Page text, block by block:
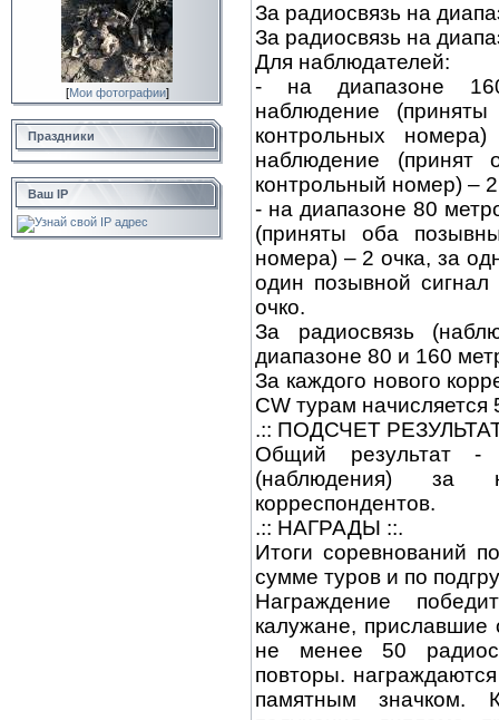
[Мои фотографии]
Праздники
Ваш IP
За радиосвязь на
За радиосвязь на
Для наблюдателей:
- на диапазоне
наблюдение
контрольных
наблюдение (принят
контрольный номер) –
- на диапазоне 80
(приняты оба
номера) – 2 очка, за
один позывной
очко.
За радиосвязь
диапазоне 80 и 160
За каждого нового
СW турам начисляется
.:: ПОДСЧЕТ
Общий результат -
(наблюдения)
корреспондентов.
.:: НАГРАДЫ ::.
Итоги соревнований
сумме туров и по
Награждение
калужане,
не менее 50
повторы.
памятным значком.